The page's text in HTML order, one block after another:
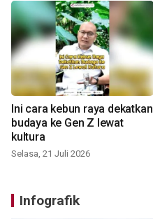
Ini cara kebun raya dekatkan
budaya ke Gen Z lewat
kultura
Selasa, 21 Juli 2026
Infografik